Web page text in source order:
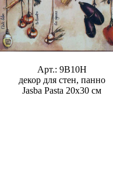
Арт.: 9B10H
декор для стен, панно
Jasba Pasta 20x30 см